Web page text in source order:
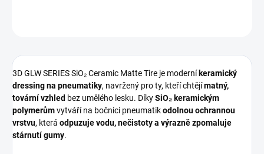
3D GLW SERIES SiO₂ Ceramic Matte Tire je moderní keramický
dressing na pneumatiky, navržený pro ty, kteří chtějímatný,
tovární vzhled bez umělého lesku. DíkySiO₂ keramickým
polymerůmvytváří na bočnici pneumatikodolnou ochrannou
vrstvu, která odpuzuje vodu, nečistoty a výrazně zpomaluje
stárnutí gumy.